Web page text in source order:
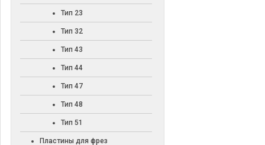
Тип 23
Тип 32
Тип 43
Тип 44
Тип 47
Тип 48
Тип 51
Пластины для фрез